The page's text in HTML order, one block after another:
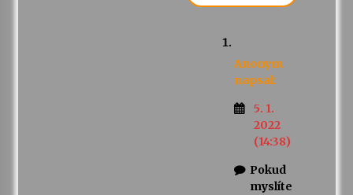
Anonym
napsal:
5. 1.
2022
(14:38)
Pokud
myslíte